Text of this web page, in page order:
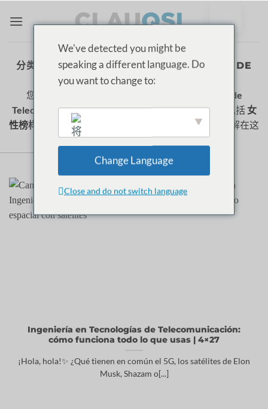
分类存档：INGENIERÍA EN TECNOLOGÍAS DE
TELECOMUNICACIÓN
您是否有兴趣
estudiar Ingeniería en Tecnologías de
Telecomunicación?探索 ClauQSI 的这些节目，其中包括 女
性榜样
分享他们的 这方面的挑战和建议人种
. 了解在这
一领域工作的意义，激发您未来的职业灵感！
Ingeniería en Tecnologías de Telecomunicación:
cómo funciona todo lo que usas | 4×27
¡Hola, hola!✨ ¿Qué tienen en común el 5G, los satélites de Elon
Musk, Shazam o[...]
We've detected you might be
speaking a different language. Do
you want to change to:
English
Change Language
Close and do not switch language